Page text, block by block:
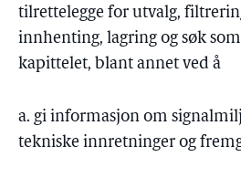
tilrettelegge for utvalg,
innhenting, lagring og søk
kapittelet, blant annet ved å
a. gi informasjon om
tekniske innretninger og